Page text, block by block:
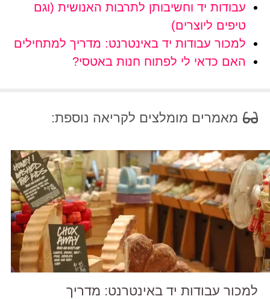
עבודות יד וחשיבותן לתרבות האנושית (וגם
טיפים ליוצרים)
למכור עבודות יד באינטרנט: מדריך למתחילים
האם כדאי לי לפתוח חנות באטסי?
מאמרים מומלצים לקריאה נוספת:
למכור עבודות יד באינטרנט: מדריך